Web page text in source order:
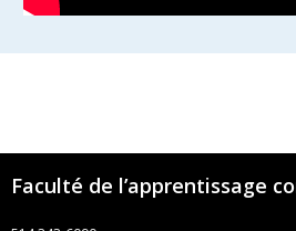
Faculté de l’apprentissage